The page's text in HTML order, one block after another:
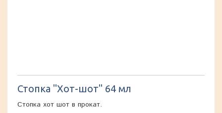
Стопка "Хот-шот" 64 мл
Стопка хот шот в прокат.